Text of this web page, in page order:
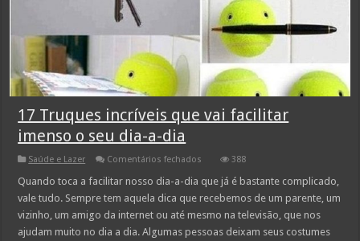
17 Truques incríveis que vai facilitar
imenso o seu dia-a-dia
Saúde e Lazer Comentários fechados
Truques
incríveis
que
vai
facilitar
imenso
388
Quando toca a facilitar nosso dia-a-dia que já é bastante complicado,
vale tudo. Sempre tem aquela dica que recebemos de um parente, um
vizinho, um amigo da internet ou até mesmo na televisão, que nos
ajudam muito no dia a dia. Algumas pessoas deixam seus costumes